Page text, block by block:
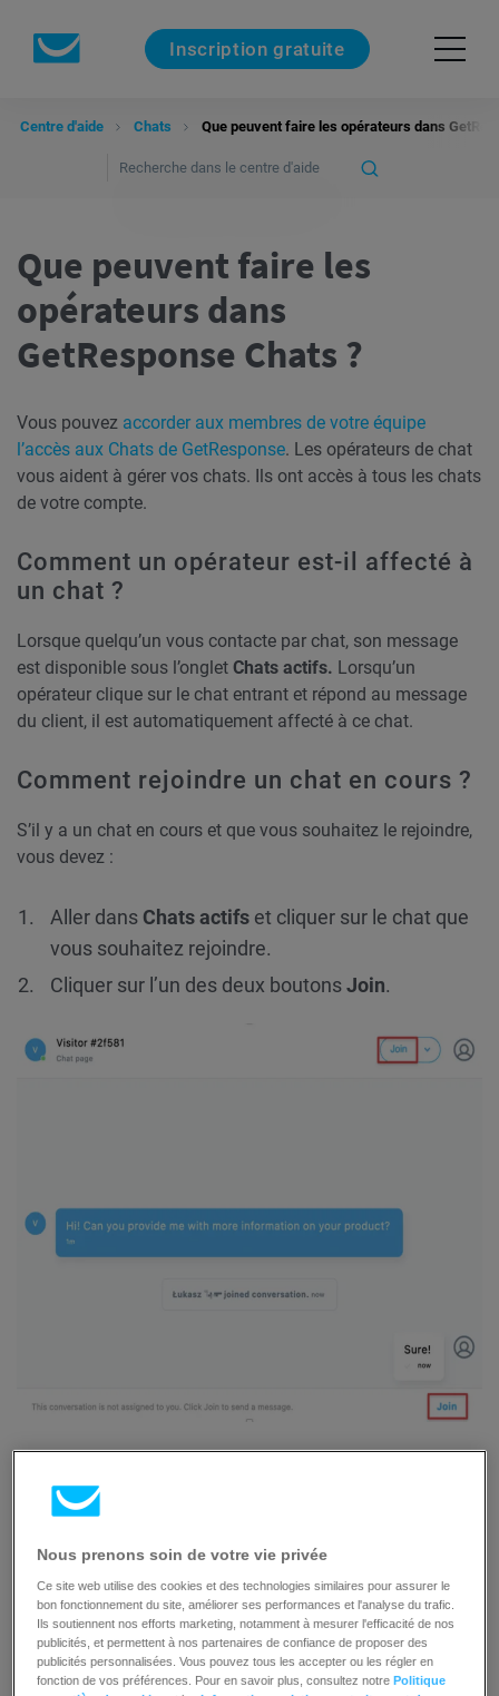
Inscription gratuite
Centre d'aide Chats Que peuvent faire les opérateurs dans
Que peuvent faire les
opérateurs dans
GetResponse Chats ?
Vous pouvez accorder aux membres de votre équipe
l’accès aux Chats de GetResponse. Les opérateurs de chat
vous aident à gérer vos chats. Ils ont accès à tous les chats
de votre compte.
Comment un opérateur est-il affecté à
un chat ?
Lorsque quelqu’un vous contacte par chat, son message
est disponible sous l’onglet Chats actifs. Lorsqu’un
opérateur clique sur le chat entrant et répond au message
du client, il est automatiquement affecté à ce chat.
Comment rejoindre un chat en cours ?
S’il y a un chat en cours et que vous souhaitez le rejoindre,
vous devez :
Aller dans Chatsactifs et cliquer sur le chat que
vous souhaitez rejoindre.
Cliquer sur l’un des deux boutonsJoin.
envoyer des messages en même temps qu’un autre
vous avez rejoint son chat.
Nous prenons soin de votre vie privée
Ce site web utilise des cookies et des technologies similaires pour assurer le
bon fonctionnement du site, améliorer ses performances et l'analyse du trafic.
Ils soutiennent nos efforts marketing, notamment à mesurer l'efficacité de nos
publicités, et permettent à nos partenaires de confiance de proposer des
publicités personnalisées. Vous pouvez tous les accepter ou les régler en
fonction de vos préférences. Pour en savoir plus, consultez notrePolitique